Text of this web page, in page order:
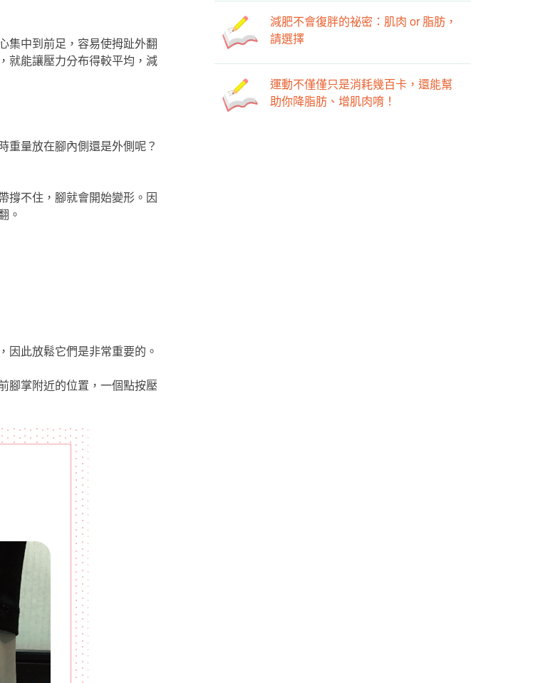
集中到前足，容易使拇趾外翻
就能讓壓力分布得較平均，減
重量放在腳內側還是外側呢？
撐不住，腳就會開始變形。因
。
因此放鬆它們是非常重要的。
腳掌附近的位置，一個點按壓
減肥不會復胖的祕密：肌肉 or 脂肪，
請選擇
運動不僅僅只是消耗幾百卡，還能幫
助你降脂肪、增肌肉唷！